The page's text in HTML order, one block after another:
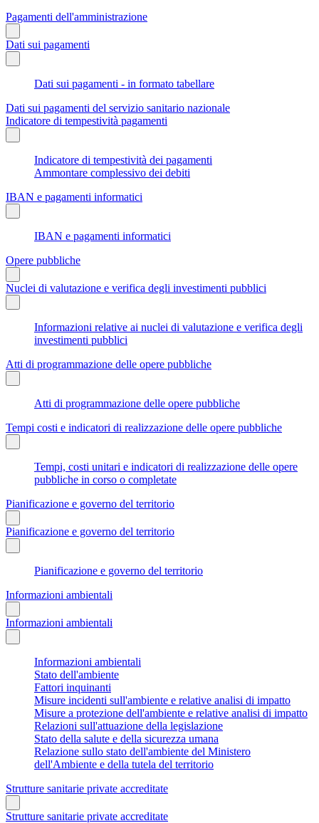
Pagamenti dell'amministrazione
Dati sui pagamenti
Dati sui pagamenti - in formato tabellare
Dati sui pagamenti del servizio sanitario nazionale
Indicatore di tempestività pagamenti
Indicatore di tempestività dei pagamenti
Ammontare complessivo dei debiti
IBAN e pagamenti informatici
IBAN e pagamenti informatici
Opere pubbliche
Nuclei di valutazione e verifica degli investimenti pubblici
Informazioni relative ai nuclei di valutazione e verifica degli
investimenti pubblici
Atti di programmazione delle opere pubbliche
Atti di programmazione delle opere pubbliche
Tempi costi e indicatori di realizzazione delle opere pubbliche
Tempi, costi unitari e indicatori di realizzazione delle opere
pubbliche in corso o completate
Pianificazione e governo del territorio
Pianificazione e governo del territorio
Pianificazione e governo del territorio
Informazioni ambientali
Informazioni ambientali
Informazioni ambientali
Stato dell'ambiente
Fattori inquinanti
Misure incidenti sull'ambiente e relative analisi di impatto
Misure a protezione dell'ambiente e relative analisi di impatto
Relazioni sull'attuazione della legislazione
Stato della salute e della sicurezza umana
Relazione sullo stato dell'ambiente del Ministero
dell'Ambiente e della tutela del territorio
Strutture sanitarie private accreditate
Strutture sanitarie private accreditate